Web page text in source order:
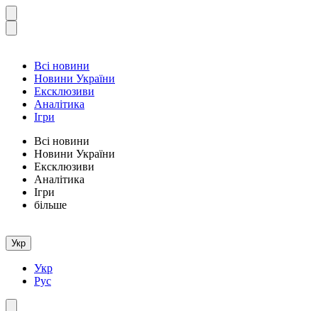
Всі новини
Новини України
Ексклюзиви
Аналітика
Ігри
Всі новини
Новини України
Ексклюзиви
Аналітика
Ігри
більше
Укр
Укр
Рус